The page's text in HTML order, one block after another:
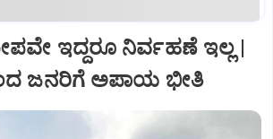
ಇದ್ದರೂ ನಿರ್ವಹಣೆ ಇಲ್ಲ |
ಜನರಿಗೆ ಅಪಾಯ ಭೀತಿ